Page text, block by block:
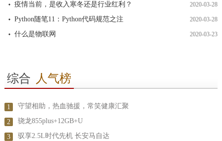
疫情当前，是收入寒冬还是行业红利？ 2020-03-28
Python随笔11：Python代码规范之注 2020-03-28
什么是物联网 2020-03-23
综合 人气榜
1 守望相助，热血驰援，常笑健康汇聚
2 骁龙855plus+12GB+U
3 驭享2.5L时代先机 长安马自达